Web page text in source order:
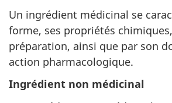
Un ingrédient médicinal se
forme, ses propriétés
préparation, ainsi que par son
action pharmacologique.
Ingrédient non médicinal